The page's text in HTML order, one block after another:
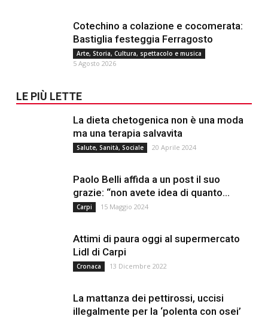
Cotechino a colazione e cocomerata:
Bastiglia festeggia Ferragosto
Arte, Storia, Cultura, spettacolo e musica
5 Agosto 2026
LE PIÙ LETTE
La dieta chetogenica non è una moda
ma una terapia salvavita
Salute, Sanità, Sociale 20 Aprile 2024
Paolo Belli affida a un post il suo
grazie: “non avete idea di quanto...
Carpi 15 Maggio 2024
Attimi di paura oggi al supermercato
Lidl di Carpi
Cronaca 13 Dicembre 2022
La mattanza dei pettirossi, uccisi
illegalmente per la ‘polenta con osei’